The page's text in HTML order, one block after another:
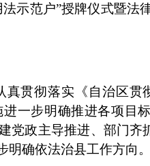
示范户”授牌仪式暨法
贯彻落实《自治区贯
一步明确推进各项目
党政主导推进、部门
确依法治县工作方向。